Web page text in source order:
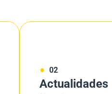
02
Actualidades